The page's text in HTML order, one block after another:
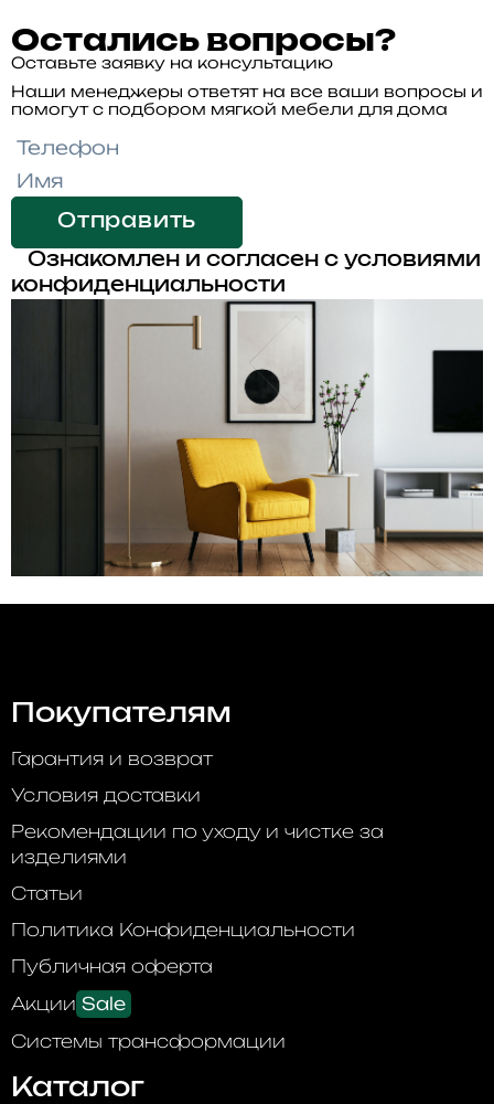
Остались вопросы?
Оставьте заявку на консультацию
Наши менеджеры ответят на все ваши вопросы и
помогут с подбором мягкой мебели для дома
Отправить
Ознакомлен и согласен с условиями
конфиденциальности
Покупателям
Гарантия и возврат
Условия доставки
Рекомендации по уходу и чистке за
изделиями
Статьи
Политика Конфиденциальности
Публичная оферта
Акции Sale
Системы трансформации
Каталог